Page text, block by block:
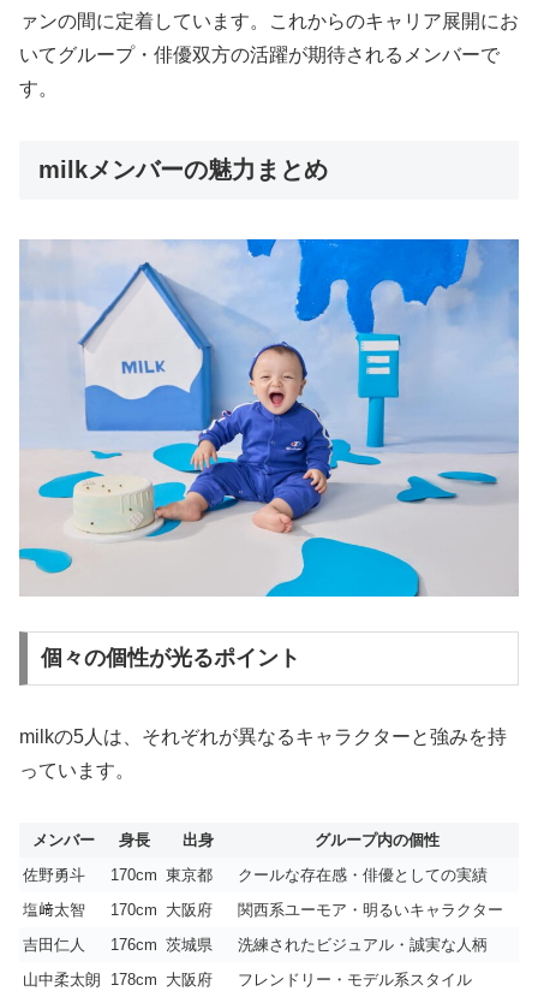
ァンの間に定着しています。これからのキャリア展開にお
いてグループ・俳優双方の活躍が期待されるメンバーで
す。
milkメンバーの魅力まとめ
個々の個性が光るポイント
milkの5人は、それぞれが異なるキャラクターと強みを持
っています。
メンバー 身長 出身
グループ内の個性
佐野勇斗
170cm 東京都
クールな存在感・俳優としての実績
塩﨑太智
170cm 大阪府
関西系ユーモア・明るいキャラクター
吉田仁人
176cm 茨城県
洗練されたビジュアル・誠実な人柄
山中柔太朗
178cm 大阪府
フレンドリー・モデル系スタイル